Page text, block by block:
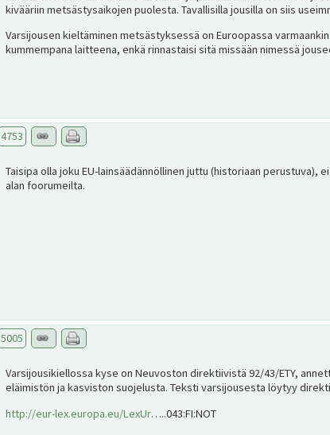
kivääriin metsästysaikojen puolesta. Tavallisilla jousilla on siis
Varsijousen kieltäminen metsästyksessä on Euroopassa
kummempana laitteena, enkä rinnastaisi sitä missään nimessä
4753
Taisipa olla joku EU-lainsäädännöllinen juttu (historiaan
alan foorumeilta.
5005
Varsijousikiellossa kyse on Neuvoston direktiivistä 92/43/ETY,
eläimistön ja kasviston suojelusta. Teksti varsijousesta löytyy
http://eur-lex.europa.eu/LexUr…..043:FI:NOT